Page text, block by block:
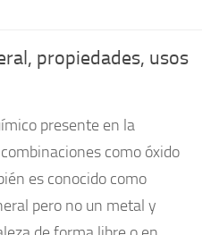
propiedades, usos
presente en la
como óxido
es conocido como
pero no un metal y